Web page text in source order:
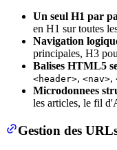
Un seul H1 par
en H1 sur toutes
Navigation
principales, H3
Balises HTML5
<header>, <nav>,
Microdonnees
les articles, le fil
Gestion des